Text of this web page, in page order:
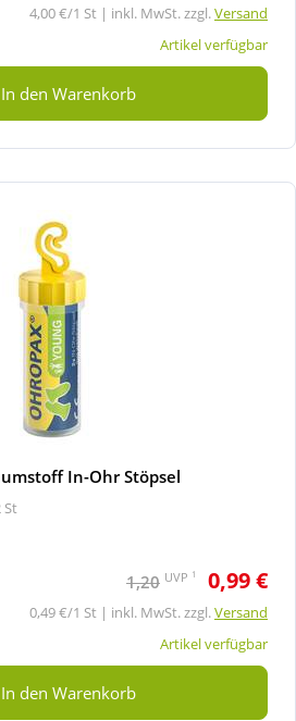
4,00 €/1 St | inkl. MwSt. zzgl.Versand
Artikel verfügbar
In den Warenkorb
In-Ohr Stöpsel
St
1,20 UVP 1 0,99 €
0,49 €/1 St | inkl. MwSt. zzgl.Versand
Artikel verfügbar
In den Warenkorb